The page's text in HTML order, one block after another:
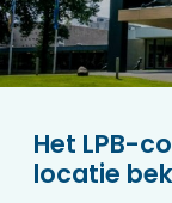
Het LPB-
locatie